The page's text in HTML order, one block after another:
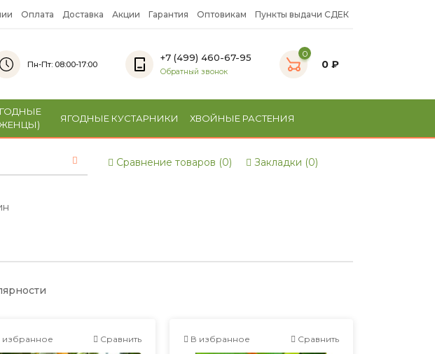
Оплата Доставка Акции Гарантия Оптовикам Пункты выдачи СДЕК
Пн-Пт: 08:00-17:00
+7 (499) 460-67-95
Обратный звонок
0
0 ₽
ЯГОДНЫЕ КУСТАРНИКИ ХВОЙНЫЕ РАСТЕНИЯ
Сравнение товаров (0) Закладки (0)
избранное Сравнить В избранное Сравнить